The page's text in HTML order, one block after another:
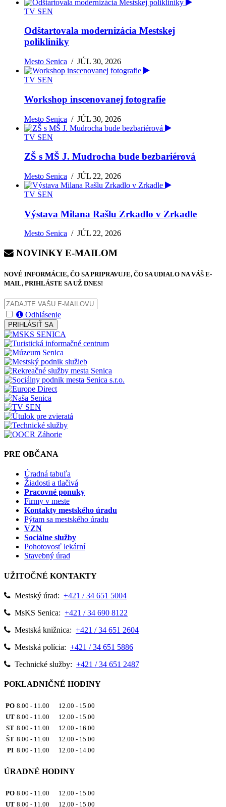
TV SEN
Odštartovala modernizácia Mestskej
polikliniky
Mesto Senica /JÚL 30, 2026
TV SEN
Workshop inscenovanej fotografie
Mesto Senica /JÚL 30, 2026
TV SEN
ZŠ s MŠ J. Mudrocha bude bezbariérová
Mesto Senica /JÚL 22, 2026
TV SEN
Výstava Milana Rašlu Zrkadlo v Zrkadle
Mesto Senica /JÚL 22, 2026
NOVINKY E-MAILOM
NOVÉ INFORMÁCIE, ČO SA PRIPRAVUJE, ČO SA UDIALO NA VÁŠ E-
MAIL, PRIHLÁSTE SA UŽ DNES!
Odhlásenie
PRIHLÁSIŤ SA
PRE OBČANA
Úradná tabuľa
Žiadosti a tlačivá
Pracovné ponuky
Firmy v meste
Kontakty mestského úradu
Pýtam sa mestského úradu
VZN
Sociálne služby
Pohotovosť lekární
Stavebný úrad
UŽITOČNÉ KONTAKTY
Mestský úrad: +421 / 34 651 5004
MsKS Senica: +421 / 34 690 8122
Mestská knižnica: +421 / 34 651 2604
Mestská polícia: +421 / 34 651 5886
Technické služby: +421 / 34 651 2487
POKLADNIČNÉ HODINY
PO 8.00 - 11.00 12.00 - 15.00
UT 8.00 - 11.00 12.00 - 15.00
ST 8.00 - 11.00 12.00 - 16.00
ŠT 8.00 - 11.00 12.00 - 15.00
PI 8.00 - 11.00 12.00 - 14.00
ÚRADNÉ HODINY
PO 8.00 - 11.00 12.00 - 15.00
UT 8.00 - 11.00 12.00 - 15.00